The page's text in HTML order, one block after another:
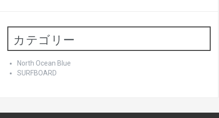
カテゴリー
North Ocean Blue
SURFBOARD